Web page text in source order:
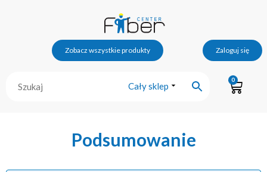
Zobacz wszystkie produkty Zaloguj się
Cały sklep
0
Podsumowanie